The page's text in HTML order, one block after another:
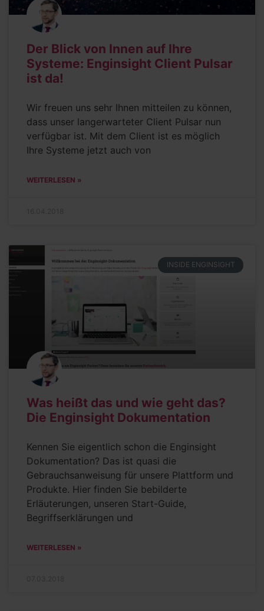
Der Blick von Innen auf Ihre
Systeme: Enginsight Client Pulsar
ist da!
Wir freuen uns sehr Ihnen mitteilen zu können,
dass unser langerwarteter Client Pulsar nun
verfügbar ist. Mit dem Client ist es möglich
Ihre Systeme jetzt auch von
WEITERLESEN »
INSIDE ENGINSIGHT
Was heißt das und wie geht das?
Die Enginsight Dokumentation
Kennen Sie eigentlich schon die Enginsight
Dokumentation? Das ist quasi die
Gebrauchsanweisung für unsere Plattform und
Produkte. Hier finden Sie bebilderte
Erläuterungen, unseren Start-Guide,
Begriffserklärungen und
WEITERLESEN »